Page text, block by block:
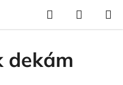
Hledat
KOŠÍK
dekám